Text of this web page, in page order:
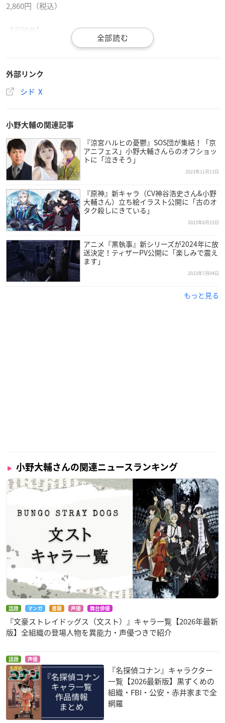
2,860円（税込）
【収録曲】
01. モノクロのキス / 小野大輔from 『 黒執事
【対象店舗/特典内容】
対象店舗はコチラ
・Amazon.co.jp
メガジャケ
Amazonで購入
外部リンク
シド X
小野大輔の関連記事
『涼宮ハルヒの憂鬱』SOS団が集結！「京
アニフェス」小野大輔さんらのオフショッ
トに「泣きそう」
2023年11月13日
『原神』新キャラ（CV神谷浩史さん&小野
大輔さん）立ち絵イラスト公開に「古のオ
タク殺しにきている」
2023年8月15日
アニメ『黒執事』新シリーズが2024年に放
送決定！ティザーPV公開に「楽しみで震え
ます」
2023年7月04日
もっと見る
小野大輔さんの関連ニュースランキング
話題 マンガ 書籍 声優 舞台俳優
『文豪ストレイドッグス（文スト）』キャラ一覧【2026年最新
版】全組織の登場人物を異能力・声優つきで紹介
話題 声優
『名探偵コナン』キャラクター
一覧【2026最新版】黒ずくめの
組織・FBI・公安・赤井家まで全
網羅